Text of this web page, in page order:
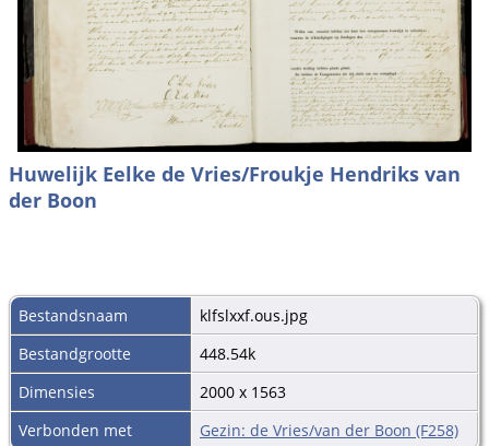
Huwelijk Eelke de Vries/Froukje Hendriks van
der Boon
Bestandsnaam
klfslxxf.ous.jpg
Bestandgrootte
448.54k
Dimensies
2000 x 1563
Verbonden met
Gezin: de Vries/van der Boon (F258)